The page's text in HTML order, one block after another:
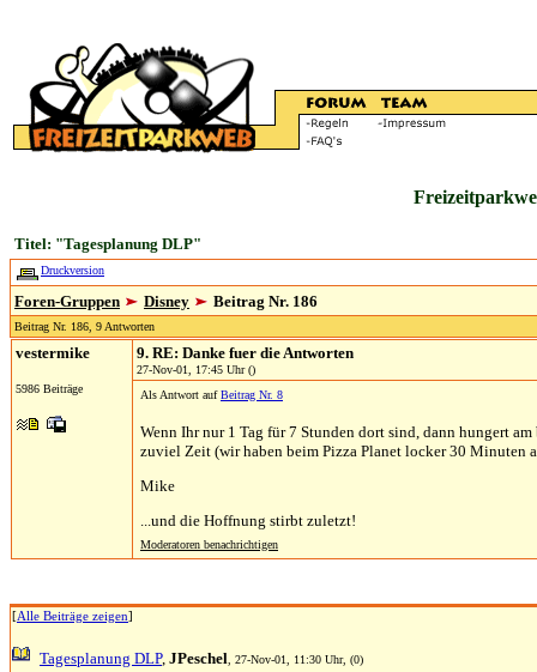
Titel: "Tagesplanung DLP"
Druckversion
Foren-Gruppen Disney Beitrag Nr. 186
Beitrag Nr. 186, 9 Antworten
vestermike
5986 Beiträge
9. RE: Danke fuer die Antworten
27-Nov-01, 17:45 Uhr ()
Als Antwort aufBeitrag Nr. 8
Wenn Ihr nur 1 Tag für 7 Stunden dort sind, dann hungert
zuviel Zeit (wir haben beim Pizza Planet locker 30 Minuten
Mike
...und die Hoffnung stirbt zuletzt!
Moderatoren benachrichtigen
[Alle Beiträge zeigen]
Tagesplanung DLP, JPeschel , 27-Nov-01, 11:30 Uhr, (0)